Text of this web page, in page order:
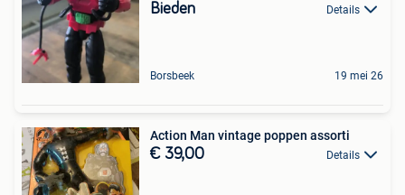
Bieden Details
Borsbeek 19 mei 26
Action Man vintage poppen assorti
€ 39,00 Details